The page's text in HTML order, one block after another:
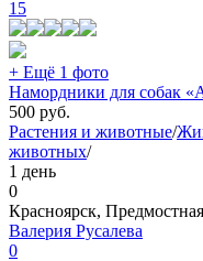
15
+ Ещё 1 фото
Намордники для собак
500 руб.
Растения и животные/
животных/
1 день
0
Красноярск,
Валерия Русалева
0